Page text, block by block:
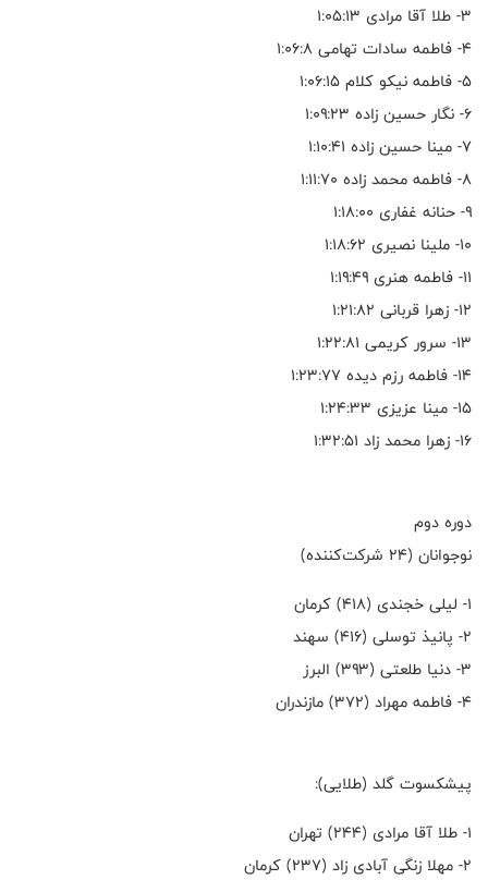
۳- طلا آقا مرادی ۱:۰۵:۱۳
۴- فاطمه سادات تهامی ۱:۰۶:۸
۵- فاطمه نیکو کلام ۱:۰۶:۱۵
۶- نگار حسین زاده ۱:۰۹:۲۳
۷- مینا حسین زاده ۱:۱۰:۴۱
۸- فاطمه محمد زاده ۱:۱۱:۷۰
۹- حنانه غفاری ۱:۱۸:۰۰
۱۰- ملینا نصیری ۱:۱۸:۶۲
۱۱- فاطمه هنری ۱:۱۹:۴۹
۱۲- زهرا قربانی ۱:۲۱:۸۲
۱۳- سرور کریمی ۱:۲۲:۸۱
۱۴- فاطمه رزم دیده ۱:۲۳:۷۷
۱۵- مینا عزیزی ۱:۲۴:۳۳
۱۶- زهرا محمد زاد ۱:۳۲:۵۱
دوره دوم
نوجوانان (۲۴ شرکت‌کننده)
۱- لیلی خجندی (۴۱۸) کرمان
۲- پانیذ توسلی (۴۱۶) سهند
۳- دنیا طلعتی (۳۹۳) البرز
۴- فاطمه مهراد (۳۷۲) مازندران
پیشکسوت گلد (طلایی):
۱- طلا آقا مرادی (٢٤٤) تهران
۲- مهلا زنگی آبادی زاد (۲۳۷) کرمان